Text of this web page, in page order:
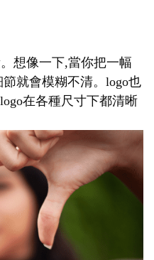
想像一下,當你把一幅
就會模糊不清。logo也
在各種尺寸下都清晰